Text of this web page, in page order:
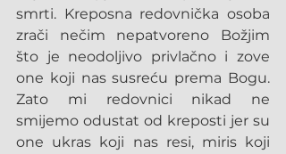
smrti. Kreposna redovnička osoba
zrači nečim nepatvoreno Božjim
što je neodoljivo privlačno i zove
one koji nas susreću prema Bogu.
Zato mi redovnici nikad ne
smijemo odustat od kreposti jer su
one ukras koji nas resi, miris koji